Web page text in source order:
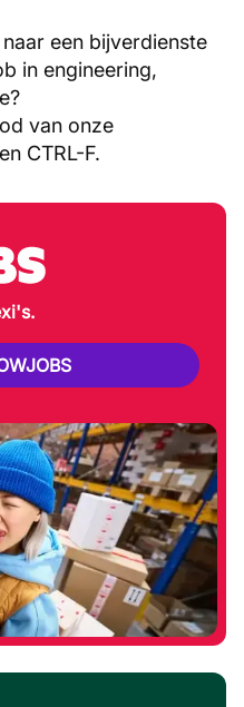
een bijverdienste
in engineering,
van onze
CTRL-F.